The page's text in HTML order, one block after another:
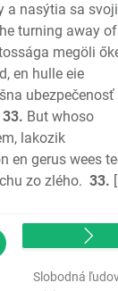
a nasýtia sa
turning away
megöli
en hulle eie
ubezpečenosť
33. But whoso
lakozik
en gerus wees
zo zlého. 33.
Contact
Slobodná